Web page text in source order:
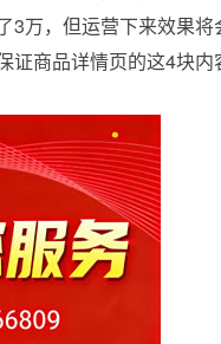
3万，但运营下来效果将
证商品详情页的这4块内